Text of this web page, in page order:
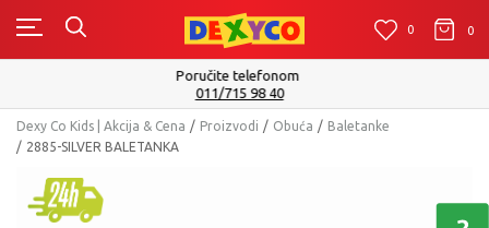
0 0 0
Isporuku možete očekivati u roku od 2 do 4 radna dana!
Pogledaj više
Dexy Co Kids | Akcija & Cena Proizvodi Obuća
Baletanke
2885-SILVER BALETANKA